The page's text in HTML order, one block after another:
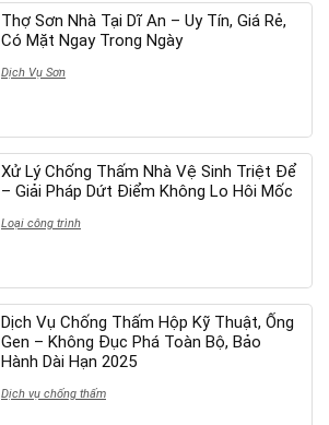
Thợ Sơn Nhà Tại Dĩ An – Uy Tín, Giá Rẻ,
Có Mặt Ngay Trong Ngày
Dịch Vụ Sơn
Xử Lý Chống Thấm Nhà Vệ Sinh Triệt Để
– Giải Pháp Dứt Điểm Không Lo Hôi Mốc
Loại công trình
Dịch Vụ Chống Thấm Hộp Kỹ Thuật, Ống
Gen – Không Đục Phá Toàn Bộ, Bảo
Hành Dài Hạn 2025
Dịch vụ chống thấm